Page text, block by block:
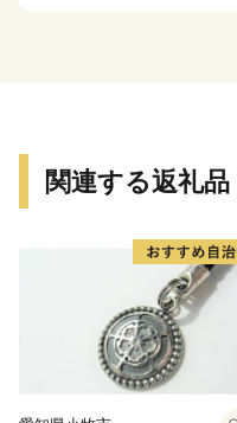
さばえスイーツなど、
〈プライバシーポリシ
関連する返礼